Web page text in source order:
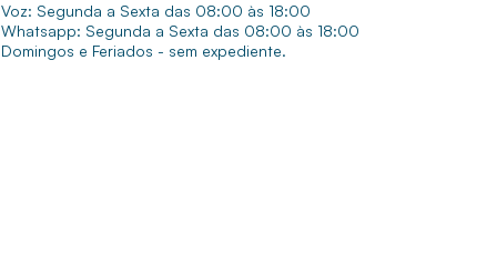
Voz: Segunda a Sexta das 08:00 às 18:00
Whatsapp: Segunda a Sexta das 08:00 às 18:00
Domingos e Feriados - sem expediente.